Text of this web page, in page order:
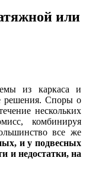
или
из каркаса и
решения. Споры о
нескольких
комбинируя
все же
и у подвесных
и недостатки, на